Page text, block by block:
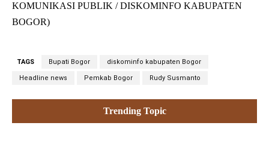
KOMUNIKASI PUBLIK / DISKOMINFO KABUPATEN
BOGOR)
TAGS Bupati Bogor diskominfo kabupaten Bogor
Headline news Pemkab Bogor Rudy Susmanto
Trending Topic